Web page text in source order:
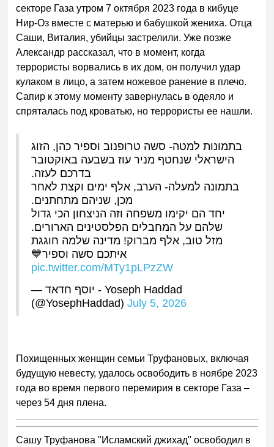
секторе Газа утром 7 октября 2023 года в кибуце
Нир-Оз вместе с матерью и бабушкой жениха. Отца
Саши, Виталия, убийцы застрелили. Уже позже
Александр рассказал, что в момент, когда
террористы ворвались в их дом, он получил удар
кулаком в лицо, а затем ножевое ранение в плечо.
Сапир к этому моменту завернулась в одеяло и
спряталась под кроватью, но террористы ее нашли.
בתמונות למטה- סשה טרופנוב וספיר כהן, הזוג
הישראלי שנחטף מניר עוז בשבעה באוקטובר
בדרכם לעזה.
בתמונה למעלה- הערב, אלף ימים וקצת לאחר
מכן, שניהם מתחתנים.
יחד הם יקימו משפחה וזה הניצחון הכי גדול
שלהם על המחבלים הפלסטינים הארורים.
מזל טוב, אלף מברוק! מדינה שלמה חוגגת
איתכם סשה וספיר💙
pic.twitter.com/MTy1pLPzZW
— יוסף חדאד - Yoseph Haddad
(@YosephHaddad)July 5, 2026
Похищенных женщин семьи Труфановых, включая
будущую невесту, удалось освободить в ноябре 2023
года во время первого перемирия в секторе Газа –
через 54 дня плена.
Сашу Труфанова "Исламский джихад" освободил в